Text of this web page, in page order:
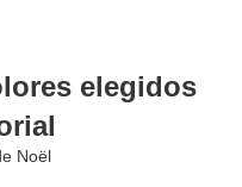
elegidos